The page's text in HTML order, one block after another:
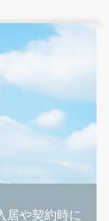
居や契約時に